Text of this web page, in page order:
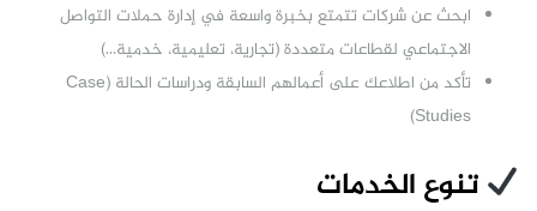
ابحث عن شركات تتمتع بخبرة واسعة في إدارة حملات التواصل
الاجتماعي لقطاعات متعددة (تجارية، تعليمية، خدمية…)
تأكد من اطلاعك على أعمالهم السابقة ودراسات الحالة (Case
Studies)
تنوع الخدمات